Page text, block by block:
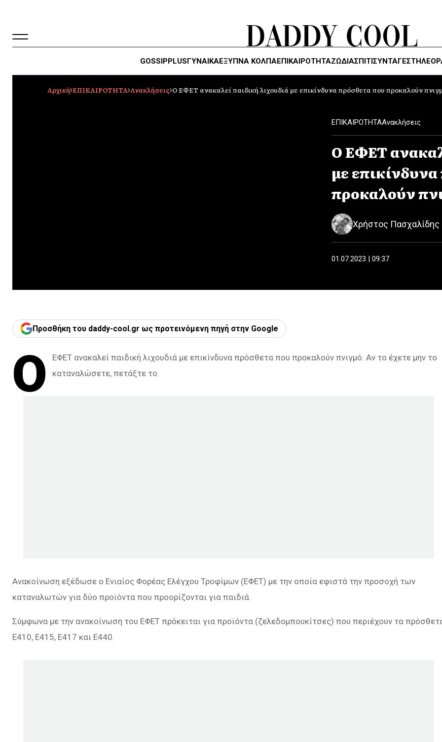
GOSSIPPLUSΓΥΝΑΙΚΑΈΞΥΠΝΑ ΚΌΛΠΑΕΠΙΚΑΙΡΟΤΗΤΑΖΏΔΙΑΣΠΙΤΙΣΥΝΤΑΓΕΣ
Αρχική ΕΠΙΚΑΙΡΟΤΗΤΑ Ανακλήσεις Ο ΕΦΕΤ ανακαλεί παιδική λιχουδιά με επικίνδυνα πρόσθετα που προκαλούν
ΕΠΙΚΑΙΡΟΤΗΤΑΑνακλήσεις
Ο ΕΦΕΤ
με
προκαλούν
Χρήστος Πασχαλίδης
01.07.2023 | 09:37
Προσθήκη του daddy-cool.gr ως προτεινόμενη πηγή στην Google
Ο
ΕΦΕΤ ανακαλεί παιδική λιχουδιά με επικίνδυνα πρόσθετα που προκαλούν πνιγμό. Αν το έχετε μην το
καταναλώσετε, πετάξτε το.
Ανακοίνωση εξέδωσε ο Ενιαίος Φορέας Ελέγχου Τροφίμων (ΕΦΕΤ) με την οποία εφιστά την προσοχή των
καταναλωτών για δύο προϊόντα που προορίζονται για παιδιά.
Σύμφωνα με την ανακοίνωση του ΕΦΕΤ πρόκειται για προϊόντα (ζελεδομπουκίτσες) που περιέχουν τα
E410, E415, E417 και E440.